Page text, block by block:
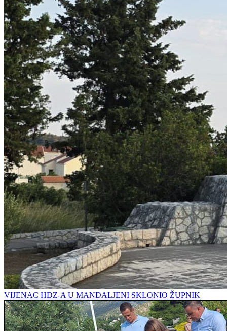
VIJENAC HDZ-A U MANDALJENI SKLONIO ŽUPNIK